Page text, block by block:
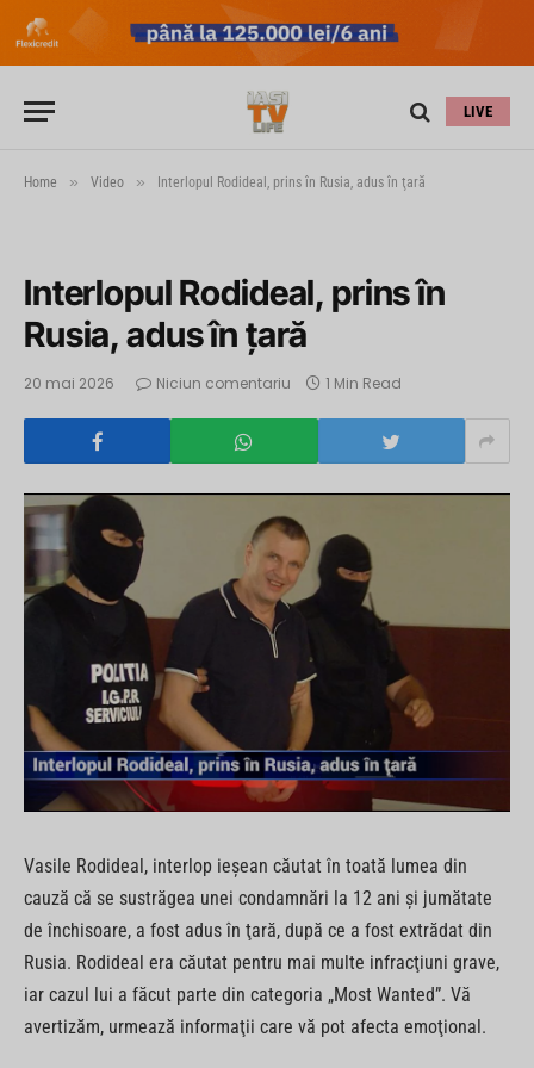
LIVE
Home » Video » Interlopul Rodideal, prins în Rusia, adus în ţară
Interlopul Rodideal, prins în
Rusia, adus în ţară
20 mai 2026 Niciun comentariu 1 Min Read
Vasile Rodideal, interlop ieşean căutat în toată lumea din
cauză că se sustrăgea unei condamnări la 12 ani şi jumătate
de închisoare, a fost adus în ţară, după ce a fost extrădat din
Rusia. Rodideal era căutat pentru mai multe infracţiuni grave,
iar cazul lui a făcut parte din categoria „Most Wanted”. Vă
avertizăm, urmează informaţii care vă pot afecta emoţional.